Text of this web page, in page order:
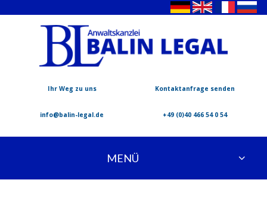
Ihr Weg zu uns Kontaktanfrage senden
info@balin-legal.de +49 (0)40 466 54 0 54
MENÜ